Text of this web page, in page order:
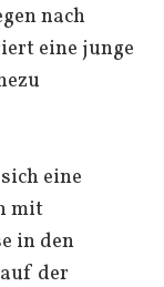
nach
eine junge
eine
mit
in den
der